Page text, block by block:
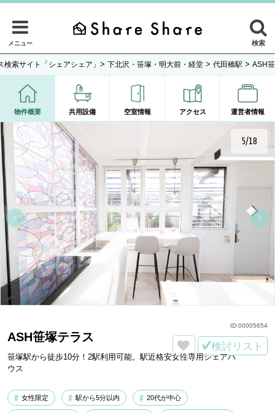
メニュー 検索
検索サイト「シェアシェア」 > 下北沢・笹塚・明大前・経堂 > 代田橋駅 > ASH
物件概要 共用設備 空室情報 アクセス 運営者情報
6/18
ASH笹塚テラス
笹塚駅から徒歩10分！2駅利用可能。駅近格安女性専用シェアハ
ウス
検討リスト
女性限定 駅から5分以内 20代が中心
ID:00005654